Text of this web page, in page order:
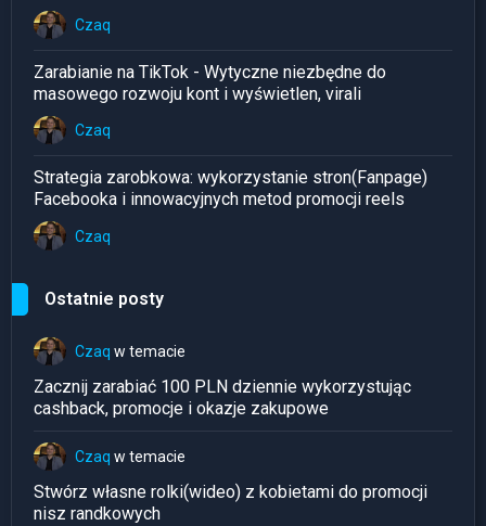
Czaq
Zarabianie na TikTok - Wytyczne niezbędne do
masowego rozwoju kont i wyświetlen, virali
Czaq
Strategia zarobkowa: wykorzystanie stron(Fanpage)
Facebooka i innowacyjnych metod promocji reels
Czaq
Ostatnie posty
Czaq w temacie
Zacznij zarabiać 100 PLN dziennie wykorzystując
cashback, promocje i okazje zakupowe
Czaq w temacie
Stwórz własne rolki(wideo) z kobietami do promocji
nisz randkowych